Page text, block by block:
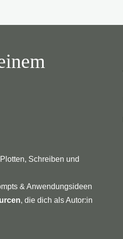
Schreiben und
& Anwendungsideen
, die dich als Autor:in